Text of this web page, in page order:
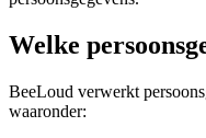
Welke
BeeLoud verwerkt
waaronder: